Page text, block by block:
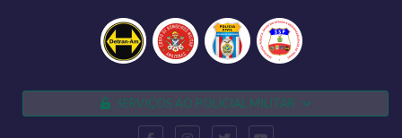
SERVIÇOS AO POLICIAL MILITAR